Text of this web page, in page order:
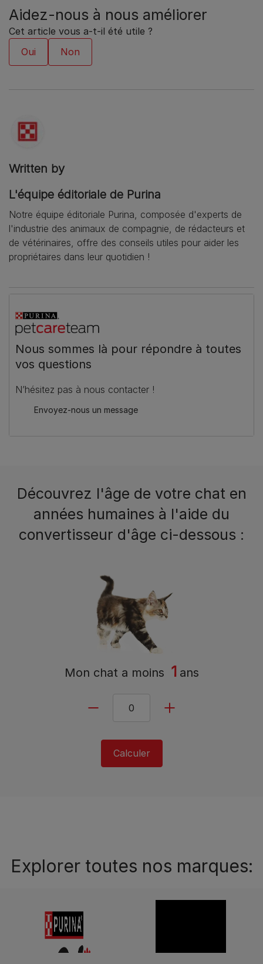
Aidez-nous à nous améliorer
Cet article vous a-t-il été utile ?
Written by
L'équipe éditoriale de Purina
Notre équipe éditoriale Purina, composée d'experts de
l'industrie des animaux de compagnie, de rédacteurs et
de vétérinaires, offre des conseils utiles pour aider les
propriétaires dans leur quotidien !
Nous sommes là pour répondre à toutes
vos questions
N’hésitez pas à nous contacter !
Envoyez-nous un message
Découvrez l'âge de votre chat en
années humaines à l'aide du
convertisseur d'âge ci-dessous :
Mon chat a moins 1 ans
Calculer
Explorer toutes nos marques: